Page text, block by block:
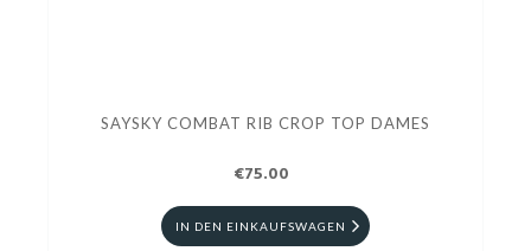
SAYSKY COMBAT RIB CROP TOP DAMES
€75.00
IN DEN EINKAUFSWAGEN